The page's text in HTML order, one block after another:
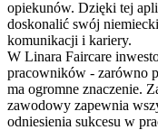
opiekunów. Dzięki tej
doskonalić swój
komunikacji i kariery.
W Linara Faircare
pracowników - zarówno
ma ogromne znaczenie.
zawodowy zapewnia
odniesienia sukcesu w